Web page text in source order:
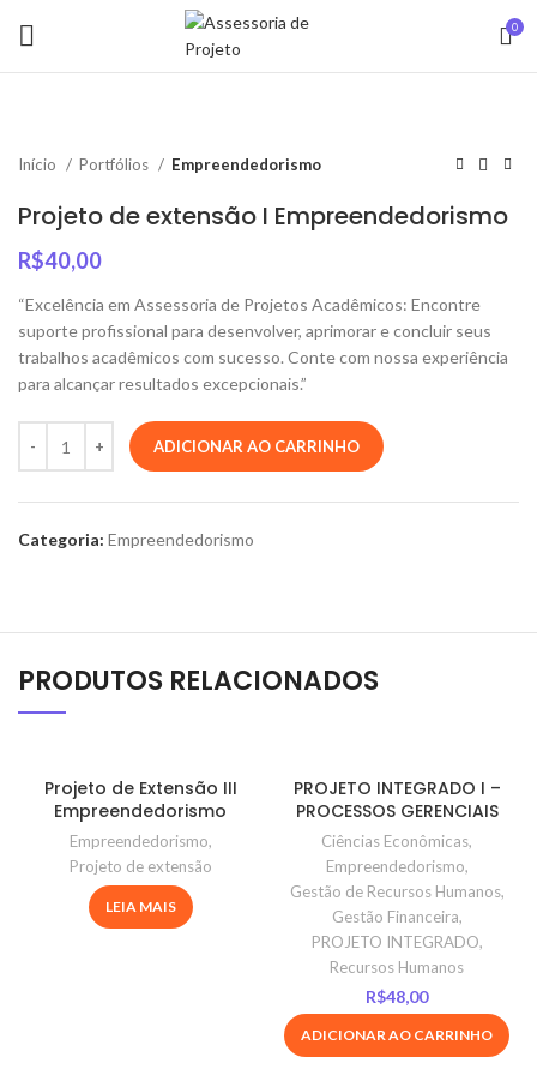
0
Início Portfólios Empreendedorismo
Projeto de extensão I Empreendedorismo
R$40,00
“Excelência em Assessoria de Projetos Acadêmicos: Encontre
suporte profissional para desenvolver, aprimorar e concluir seus
trabalhos acadêmicos com sucesso. Conte com nossa experiência
para alcançar resultados excepcionais.”
ADICIONAR AO CARRINHO
Categoria: Empreendedorismo
PRODUTOS RELACIONADOS
Projeto de Extensão III
Empreendedorismo
Empreendedorismo,
Projeto de extensão
LEIA MAIS
PROJETO INTEGRADO I –
PROCESSOS GERENCIAIS
Ciências Econômicas,
Empreendedorismo,
Gestão de Recursos Humanos,
Gestão Financeira,
PROJETO INTEGRADO,
Recursos Humanos
R$48,00
ADICIONAR AO CARRINHO